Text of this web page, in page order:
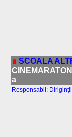
∎ SCOALA
a
Responsabil: